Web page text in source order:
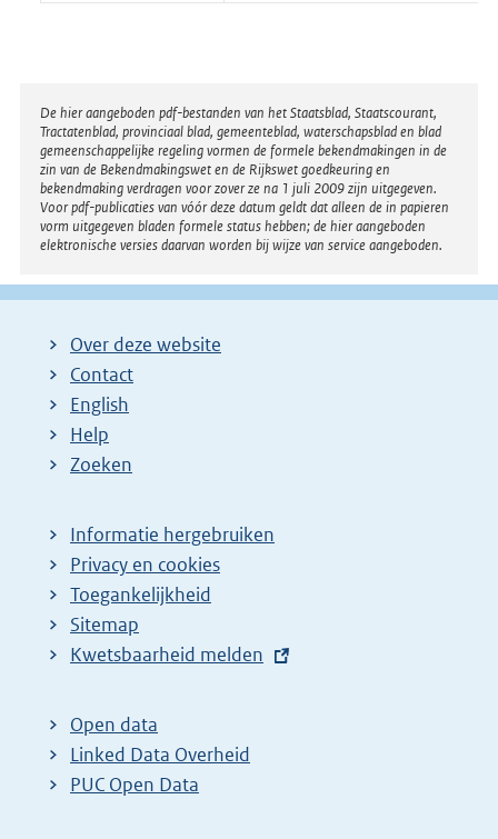
Disclaimer
De hier aangeboden pdf-bestanden van het Staatsblad, Staatscourant,
Tractatenblad, provinciaal blad, gemeenteblad, waterschapsblad en blad
gemeenschappelijke regeling vormen de formele bekendmakingen in de
zin van de Bekendmakingswet en de Rijkswet goedkeuring en
bekendmaking verdragen voor zover ze na 1 juli 2009 zijn uitgegeven.
Voor pdf-publicaties van vóór deze datum geldt dat alleen de in papieren
vorm uitgegeven bladen formele status hebben; de hier aangeboden
elektronische versies daarvan worden bij wijze van service aangeboden.
Over deze website
Contact
English
Help
Zoeken
Informatie hergebruiken
Privacy en cookies
Toegankelijkheid
Sitemap
E
t
e
r
Kwetsbaarheid melden
Open data
Linked Data Overheid
PUC Open Data